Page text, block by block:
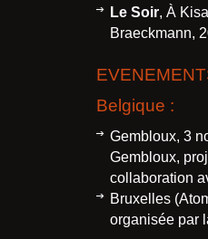
Le Soir, À
Braeckmann,
Belgique :
Gembloux, 3
Gembloux,
collaboration
Bruxelles
organisée par